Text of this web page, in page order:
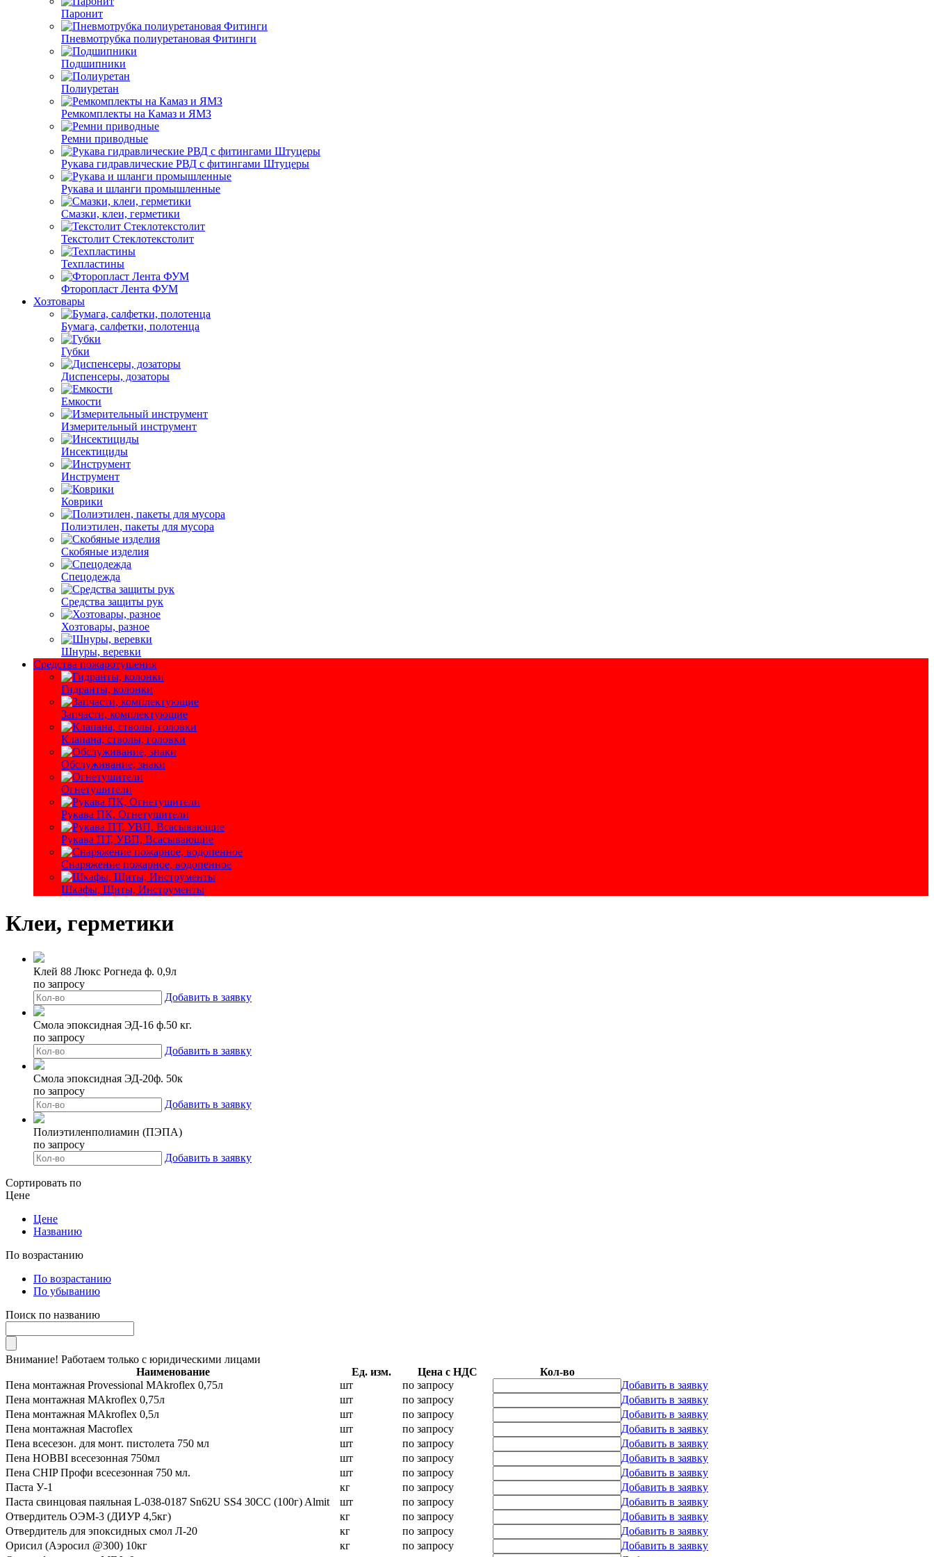
Паронит
Пневмотрубка полиуретановая Фитинги
Подшипники
Полиуретан
Ремкомплекты на Камаз и ЯМЗ
Ремни приводные
Рукава гидравлические РВД с фитингами Штуцеры
Рукава и шланги промышленные
Смазки, клеи, герметики
Текстолит Стеклотекстолит
Техпластины
Фторопласт Лента ФУМ
Хозтовары
Бумага, салфетки, полотенца
Губки
Диспенсеры, дозаторы
Емкости
Измерительный инструмент
Инсектициды
Инструмент
Коврики
Полиэтилен, пакеты для мусора
Скобяные изделия
Спецодежда
Средства защиты рук
Хозтовары, разное
Шнуры, веревки
Средства пожаротушения
Гидранты, колонки
Запчасти, комплектующие
Клапана, стволы, головки
Обслуживание, знаки
Огнетушители
Рукава ПК, Огнетушители
Рукава ПТ, УВП, Всасывающие
Снаряжение пожарное, водопенное
Шкафы, Щиты, Инструменты
Клеи, герметики
Клей 88 Люкс Рогнеда ф. 0,9л
по запросу
Добавить в заявку
Смола эпоксидная ЭД-16 ф.50 кг.
по запросу
Добавить в заявку
Смола эпоксидная ЭД-20ф. 50к
по запросу
Добавить в заявку
Полиэтиленполиамин (ПЭПА)
по запросу
Добавить в заявку
Сортировать по
Цене
Цене
Названию
По возрастанию
По возрастанию
По убыванию
Поиск по названию
Внимание! Работаем только с юридическими лицами
Наименование
Ед. изм. Цена с НДС
Кол-во
Пена монтажная Provessional MAkroflex 0,75л
шт по запросу
Добавить в заявку
Пена монтажная MAkroflex 0,75л
шт по запросу
Добавить в заявку
Пена монтажная MAkroflex 0,5л
шт по запросу
Добавить в заявку
Пена монтажная Macroflex
шт по запросу
Добавить в заявку
Пена всесезон. для монт. пистолета 750 мл
шт по запросу
Добавить в заявку
Пена HOBBI всесезонная 750мл
шт по запросу
Добавить в заявку
Пена CHIP Профи всесезонная 750 мл.
шт по запросу
Добавить в заявку
Паста У-1
кг по запросу
Добавить в заявку
Паста свинцовая паяльная L-038-0187 Sn62U SS4 30CC (100г) Almit
шт по запросу
Добавить в заявку
Отвердитель ОЭМ-3 (ДИУР 4,5кг)
кг по запросу
Добавить в заявку
Отвердитель для эпоксидных смол Л-20
кг по запросу
Добавить в заявку
Орисил (Аэросил @300) 10кг
кг по запросу
Добавить в заявку